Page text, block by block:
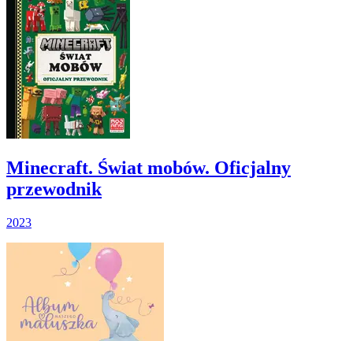
Minecraft. Świat mobów. Oficjalny
przewodnik
2023